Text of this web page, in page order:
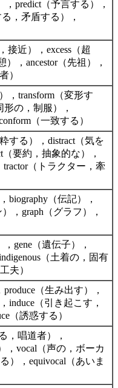
，predict（予言する），
，矛盾する），
接近），excess（超
），ancestor（先祖），
）
，transform（変形す
形の，制服），
（一致する）
する），distract（気を
（要約，抽象的な），
tractor（トラクター，牽
biography（伝記），
，graph（グラフ），
gene（遺伝子），
（土着の，固有
夫）
（生み出す），
induce（引き起こす，
（誘惑する）
，唱道者），
，vocal（声の，ボーカ
），equivocal（あいま